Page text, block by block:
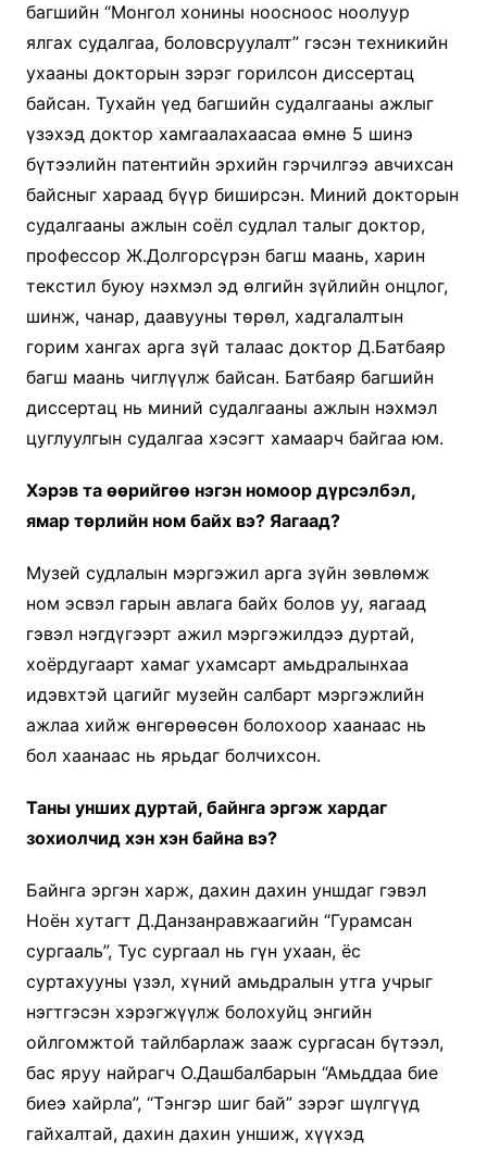
багшийн “Монгол хонины ноосноос ноолуур
ялгах судалгаа, боловсруулалт” гэсэн техникийн
ухааны докторын зэрэг горилсон диссертац
байсан. Тухайн үед багшийн судалгааны ажлыг
үзэхэд доктор хамгаалахаасаа өмнө 5 шинэ
бүтээлийн патентийн эрхийн гэрчилгээ авчихсан
байсныг хараад бүүр биширсэн. Миний докторын
судалгааны ажлын соёл судлал талыг доктор,
профессор Ж.Долгорсүрэн багш маань, харин
текстил буюу нэхмэл эд өлгийн зүйлийн онцлог,
шинж, чанар, даавууны төрөл, хадгалалтын
горим хангах арга зүй талаас доктор Д.Батбаяр
багш маань чиглүүлж байсан. Батбаяр багшийн
диссертац нь миний судалгааны ажлын нэхмэл
цуглуулгын судалгаа хэсэгт хамаарч байгаа юм.
Хэрэв та өөрийгөө нэгэн номоор дүрсэлбэл,
ямар төрлийн ном байх вэ? Яагаад?
Музей судлалын мэргэжил арга зүйн зөвлөмж
ном эсвэл гарын авлага байх болов уу, яагаад
гэвэл нэгдүгээрт ажил мэргэжилдээ дуртай,
хоёрдугаарт хамаг ухамсарт амьдралынхаа
идэвхтэй цагийг музейн салбарт мэргэжлийн
ажлаа хийж өнгөрөөсөн болохоор хаанаас нь
бол хаанаас нь ярьдаг болчихсон.
Таны унших дуртай, байнга эргэж хардаг
зохиолчид хэн хэн байна вэ?
Байнга эргэн харж, дахин дахин уншдаг гэвэл
Ноён хутагт Д.Данзанравжаагийн “Гурамсан
сургааль”, Тус сургаал нь гүн ухаан, ёс
суртахууны үзэл, хүний амьдралын утга учрыг
нэгтгэсэн хэрэгжүүлж болохуйц энгийн
ойлгомжтой тайлбарлаж зааж сургасан бүтээл,
бас яруу найрагч О.Дашбалбарын “Амьддаа бие
биеэ хайрла”, “Тэнгэр шиг бай” зэрэг шүлгүүд
гайхалтай, дахин дахин уншиж, хүүхэд